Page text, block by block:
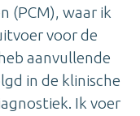
(PCM), waar ik
voor de
aanvullende
in de klinische
Ik voer